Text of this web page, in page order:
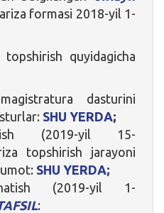
formasi 2018-yil 1-
quyidagicha
dasturini
SHU YERDA;
(2019-yil 15-
topshirish jarayoni
SHU YERDA;
(2019-yil 1-
: